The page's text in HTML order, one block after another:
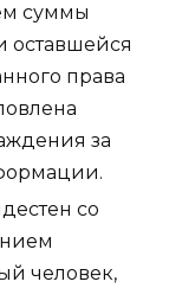
суммы
оставшейся
права
за
со
человек,